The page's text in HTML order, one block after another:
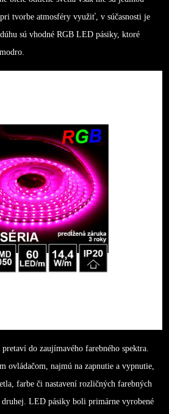
tvorbe atmosféry využiť, v súčasnosti je
sú vhodné RGB LED pásiky, ktoré
do zaujímavého farebného spektra.
ovládačom, najmú na zapnutie a vypnutie,
farbe či nastavení rozličných farebných
druhej.LED pásiky boli primárne vyrobené